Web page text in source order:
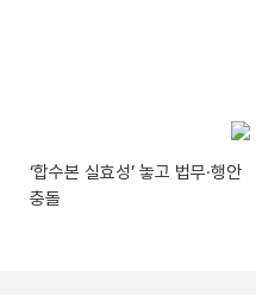
‘합수본 실효성’ 놓고 법무·행안
충돌